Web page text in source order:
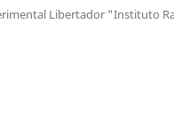
Libertador "Instituto